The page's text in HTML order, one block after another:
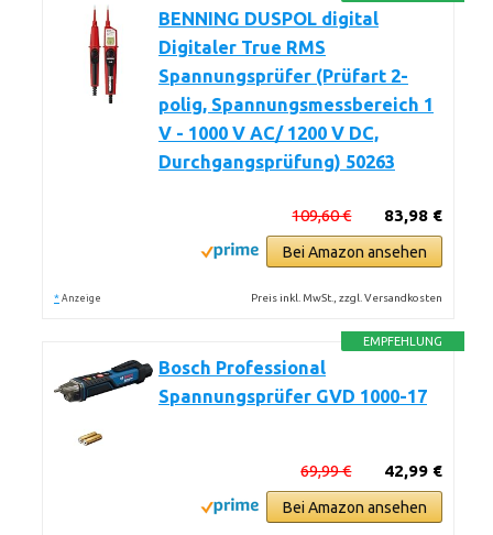
BENNING DUSPOL digital
Digitaler True RMS
Spannungsprüfer (Prüfart 2-
polig, Spannungsmessbereich 1
V - 1000 V AC/ 1200 V DC,
Durchgangsprüfung) 50263
83,98 €
109,60 €
Bei Amazon ansehen
* Anzeige Preis inkl. MwSt., zzgl. Versandkosten
EMPFEHLUNG
Bosch Professional
Spannungsprüfer GVD 1000-17
42,99 €
69,99 €
Bei Amazon ansehen